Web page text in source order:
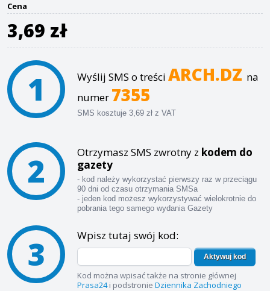
Cena
3,69 zł
1 Wyślij SMS o treści ARCH.DZ na
numer 7355
SMS kosztuje 3,69 zł z VAT
2 Otrzymasz SMS zwrotny z kodem do
gazety
- kod należy wykorzystać pierwszy raz w przeciągu
90 dni od czasu otrzymania SMSa
- jeden kod możesz wykorzystywać wielokrotnie do
pobrania tego samego wydania Gazety
3 Wpisz tutaj swój kod:
Aktywuj kod
Kod można wpisać także na stronie głównej
Prasa24i podstronie Dziennika Zachodniego